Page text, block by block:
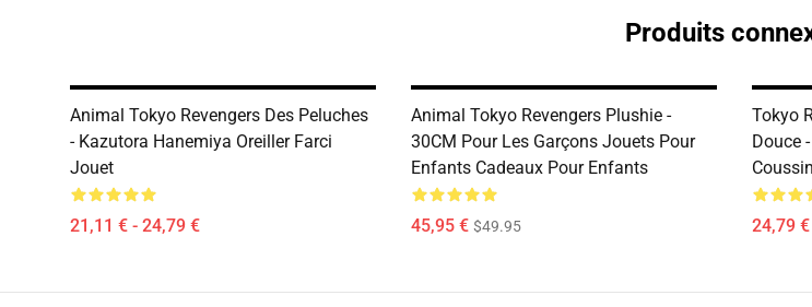
Produits
Animal Tokyo Revengers Des Peluches
- Kazutora Hanemiya Oreiller Farci
Jouet
21,11 € - 24,79 €
Animal Tokyo Revengers Plushie -
30CM Pour Les Garçons Jouets Pour
Enfants Cadeaux Pour Enfants
45,95 € $49.95
Tokyo
Douce
24,79